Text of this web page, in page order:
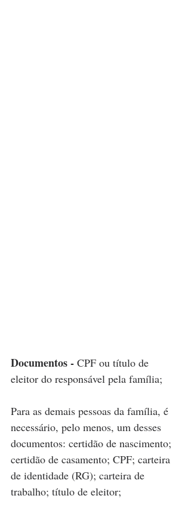
Documentos - CPF ou título de
eleitor do responsável pela família;
Para as demais pessoas da família, é
necessário, pelo menos, um desses
documentos: certidão de nascimento;
certidão de casamento; CPF; carteira
de identidade (RG); carteira de
trabalho; título de eleitor;